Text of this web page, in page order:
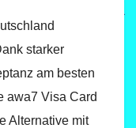
starker
am besten
awa7 Visa Card
Alternative mit